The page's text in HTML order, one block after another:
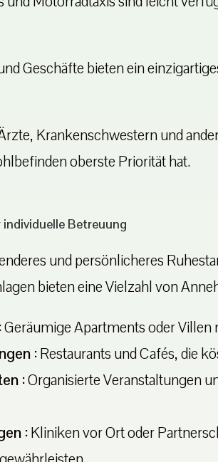
Geschäfte bieten ein
Krankenschwestern und
oberste Priorität hat.
Betreuung
und persönlicheres
bieten eine Vielzahl von
Geräumige Apartments oder
:Restaurants und Cafés, die
:Organisierte Veranstaltungen
:Kliniken vor Ort oder